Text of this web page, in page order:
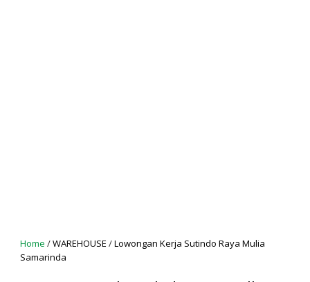
Home /WAREHOUSE /Lowongan Kerja Sutindo Raya Mulia
Samarinda